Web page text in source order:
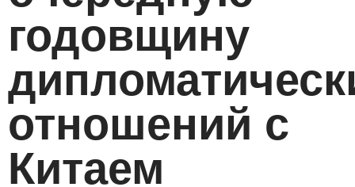
годовщину
отношений с
Китаем